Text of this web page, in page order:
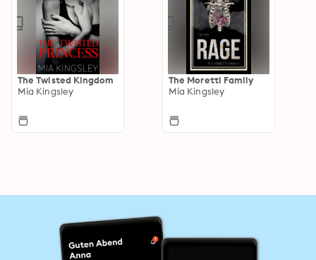
The Twisted Kingdom
Mia Kingsley
The Moretti Family
Mia Kingsley